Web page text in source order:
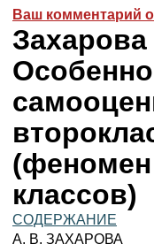
Ваш комментарий о
классов)
СОДЕРЖАНИЕ
А. В. ЗАХАРОВА